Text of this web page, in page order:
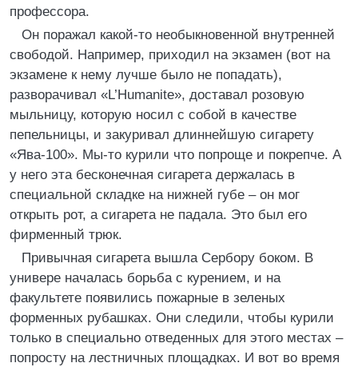
профессора.
Он поражал какой-то необыкновенной внутренней
свободой. Например, приходил на экзамен (вот на
экзамене к нему лучше было не попадать),
разворачивал «L’Humanite», доставал розовую
мыльницу, которую носил с собой в качестве
пепельницы, и закуривал длиннейшую сигарету
«Ява-100». Мы-то курили что попроще и покрепче. А
у него эта бесконечная сигарета держалась в
специальной складке на нижней губе – он мог
открыть рот, а сигарета не падала. Это был его
фирменный трюк.
Привычная сигарета вышла Сербору боком. В
универе началась борьба с курением, и на
факультете появились пожарные в зеленых
форменных рубашках. Они следили, чтобы курили
только в специально отведенных для этого местах –
попросту на лестничных площадках. И вот во время